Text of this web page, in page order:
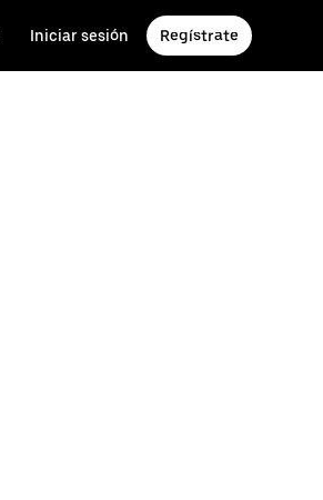
Iniciar sesión Regístrate